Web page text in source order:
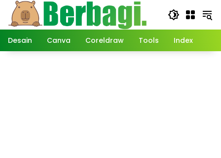
Langsung
konten
Desain
Canva Coreldraw Tools Index